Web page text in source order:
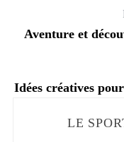
Aventure et
Idées créatives
LE